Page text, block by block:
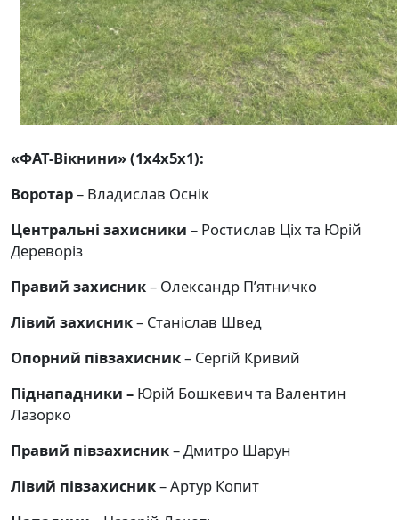
«ФАТ-Вікнини» (1х4х5х1):
Воротар– Владислав Оснік
Центральні захисники – Ростислав Ціх та Юрій
Дереворіз
Правий захисник– Олександр П’ятничко
Лівий захисник– Станіслав Швед
Опорний півзахисник– Сергій Кривий
Піднападники – Юрій Бошкевич та Валентин
Лазорко
Правий півзахисник– Дмитро Шарун
Лівий півзахисник– Артур Копит